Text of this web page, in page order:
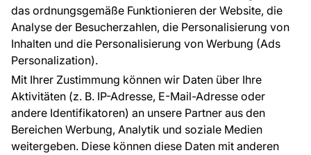
das ordnungsgemäße Funktionieren der Website, die
Analyse der Besucherzahlen, die Personalisierung von
Inhalten und die Personalisierung von Werbung (Ads
Personalization).
Mit Ihrer Zustimmung können wir Daten über Ihre
Aktivitäten (z. B. IP-Adresse, E-Mail-Adresse oder
andere Identifikatoren) an unsere Partner aus den
Bereichen Werbung, Analytik und soziale Medien
weitergeben. Diese können diese Daten mit anderen
Raumvisualisierung
FÜR SIE
Blog
EU-Projekte
Ratschläge und Tipps
FAQ
ÜBER DAS UNTERNEHMEN